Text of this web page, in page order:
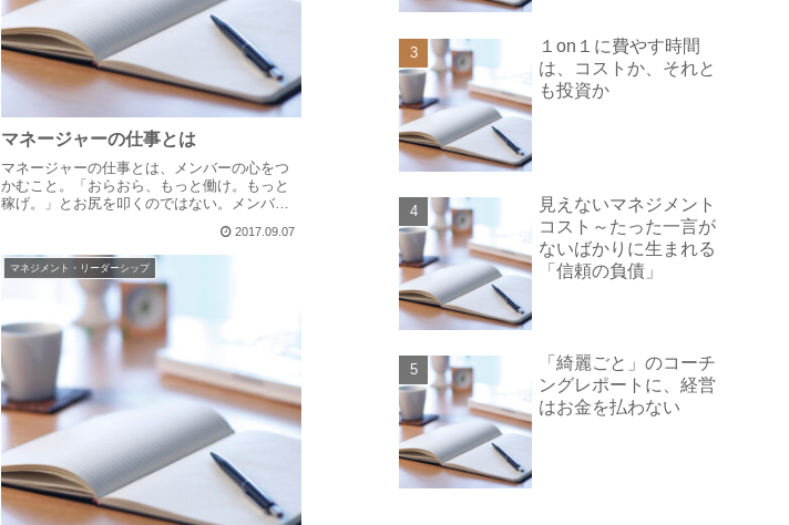
マネージャーの仕事とは
マネージャーの仕事とは、メンバーの心をつ
かむこと。「おらおら、もっと働け。もっと
稼げ。」とお尻を叩くのではない。メンバー
る。それがメンバーの心をつかむというこ
と。そのためには・・・マネージャー自らが
ま...
2017.09.07
マネジメント・リーダーシップ
１on１に費やす時間
は、コストか、それと
も投資か
見えないマネジメント
コスト～たった一言が
ないばかりに生まれる
「信頼の負債」
「綺麗ごと」のコーチ
ングレポートに、経営
はお金を払わない